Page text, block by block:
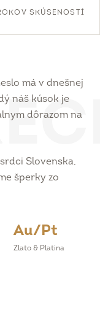
SKÚSENOSTÍ
má v dnešnej
náš kúsok je
dôrazom na
Slovenska,
šperky zo
Au/Pt
Zlato & Platina